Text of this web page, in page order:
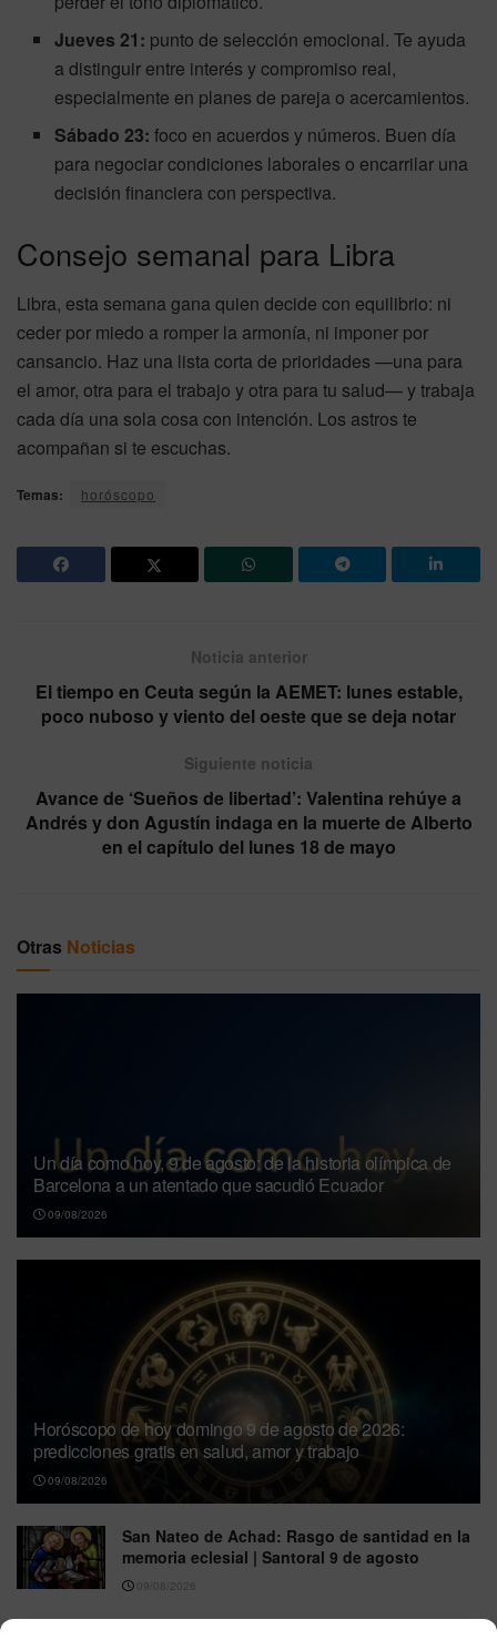
Jueves 21: punto de selección emocional. Te ayuda
a distinguir entre interés y compromiso real,
especialmente en planes de pareja o acercamientos.
Sábado 23: foco en acuerdos y números. Buen día
para negociar condiciones laborales o encarrilar una
decisión financiera con perspectiva.
Consejo semanal para Libra
Libra, esta semana gana quien decide con equilibrio: ni
ceder por miedo a romper la armonía, ni imponer por
cansancio. Haz una lista corta de prioridades —una para
el amor, otra para el trabajo y otra para tu salud— y trabaja
cada día una sola cosa con intención. Los astros te
acompañan si te escuchas.
Temas: horóscopo
Noticia anterior
El tiempo en Ceuta según la AEMET: lunes estable,
poco nuboso y viento del oeste que se deja notar
Siguiente noticia
Avance de ‘Sueños de libertad’: Valentina rehúye a
Andrés y don Agustín indaga en la muerte de Alberto
en el capítulo del lunes 18 de mayo
Otras Noticias
Un día como hoy, 9 de agosto: de la historia olímpica de
Barcelona a un atentado que sacudió Ecuador
09/08/2026
Horóscopo de hoy domingo 9 de agosto de 2026:
predicciones gratis en salud, amor y trabajo
09/08/2026
San Nateo de Achad: Rasgo de santidad en la
memoria eclesial | Santoral 9 de agosto
09/08/2026